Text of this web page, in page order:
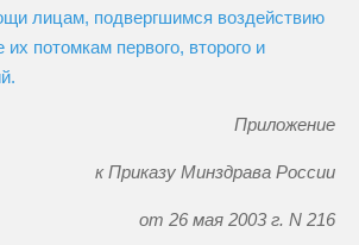
лицам, подвергшимся воздействию
потомкам первого, второго и
Приложение
к Приказу Минздрава России
от 26 мая 2003 г. N 216